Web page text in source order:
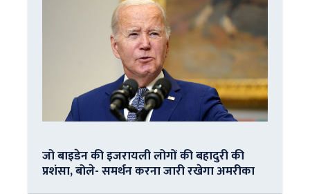
जो बाइडेन की इजरायली लोगों की बहादुरी की
प्रशंसा, बोले- समर्थन करना जारी रखेगा अमरीका